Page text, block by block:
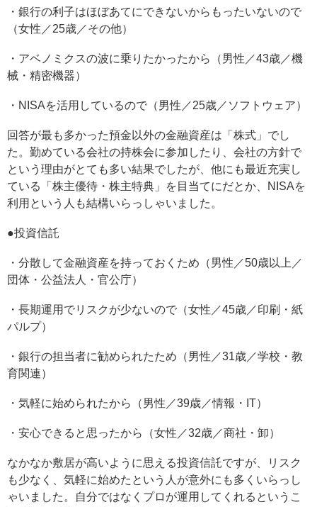
・銀行の利子はほぼあてにできないからもったいないので
（女性／25歳／その他）
・アベノミクスの波に乗りたかったから（男性／43歳／機
械・精密機器）
・NISAを活用しているので（男性／25歳／ソフトウェア）
回答が最も多かった預金以外の金融資産は「株式」でし
た。勤めている会社の持株会に参加したり、会社の方針で
という理由がとても多い結果でしたが、他にも最近充実し
ている「株主優待・株主特典」を目当てにだとか、NISAを
利用という人も結構いらっしゃいました。
●投資信託
・分散して金融資産を持っておくため（男性／50歳以上／
団体・公益法人・官公庁）
・長期運用でリスクが少ないので（女性／45歳／印刷・紙
パルプ）
・銀行の担当者に勧められたため（男性／31歳／学校・教
育関連）
・気軽に始められたから（男性／39歳／情報・IT）
・安心できると思ったから（女性／32歳／商社・卸）
なかなか敷居が高いように思える投資信託ですが、リスク
も少なく、気軽に始めたという人が意外にも多くいらっし
ゃいました。自分ではなくプロが運用してくれるというこ